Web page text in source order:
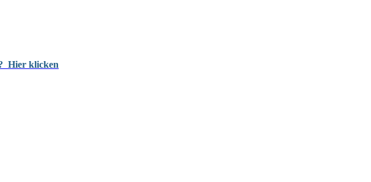
Hier klicken